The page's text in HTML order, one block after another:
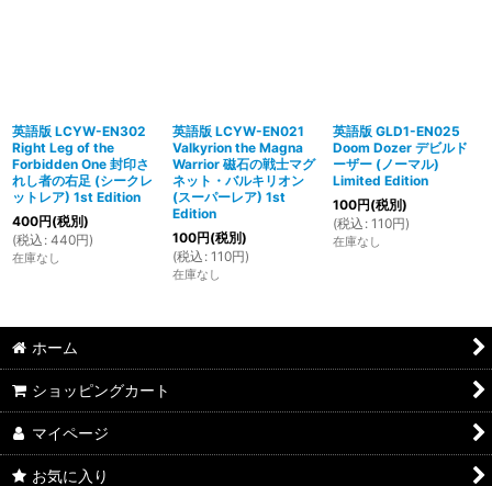
英語版 LCYW-EN302
Right Leg of the
Forbidden One 封印さ
れし者の右足 (シークレ
ットレア) 1st Edition
400円(税別)
(税込 : 440円)
在庫なし
英語版 LCYW-EN021
Valkyrion the Magna
Warrior 磁石の戦士マグ
ネット・バルキリオン
(スーパーレア) 1st
Edition
100円(税別)
(税込 : 110円)
在庫なし
英語版 GLD1-EN025
Doom Dozer デビルド
ーザー (ノーマル)
Limited Edition
100円(税別)
(税込 : 110円)
在庫なし
ホーム
ショッピングカート
マイページ
お気に入り